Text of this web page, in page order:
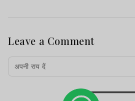
Leave a Comment